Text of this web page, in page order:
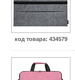
код товара: 434579